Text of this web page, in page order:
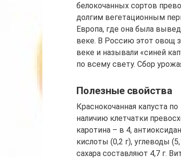
белокочанных сортов
долгим вегетационным
Европа, где она была
веке. В Россию этот овощ
веке и называли «синей
по всему свету. Сбор
Полезные свойства
Краснокочанная капуста по
наличию клетчатки
каротина – в 4,
кислоты (0,2 г), углеводы
сахара составляют 4,7 г.